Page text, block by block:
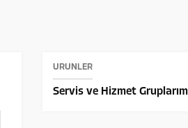
ÜRÜNLER
Servis ve Hizmet